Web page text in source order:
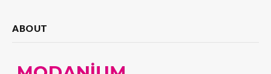
ABOUT